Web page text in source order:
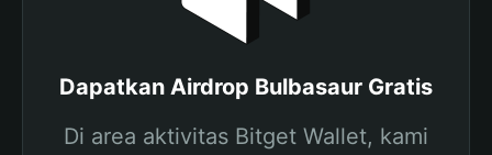
Dapatkan Airdrop Bulbasaur Gratis
Di area aktivitas Bitget Wallet, kami